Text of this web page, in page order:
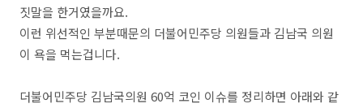
짓말을 한거였을까요.
이런 위선적인 부분때문의 더불어민주당 의원들과 김남국 의원
이 욕을 먹는겁니다.
더불어민주당 김남국의원 60억 코인 이슈를 정리하면 아래와 같